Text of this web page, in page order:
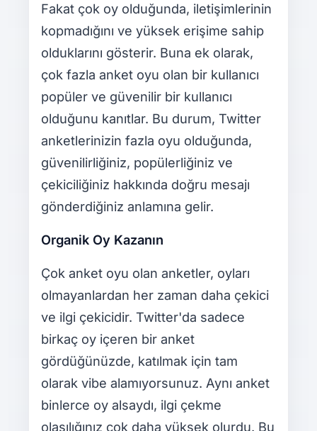
Fakat çok oy olduğunda, iletişimlerinin
kopmadığını ve yüksek erişime sahip
olduklarını gösterir. Buna ek olarak,
çok fazla anket oyu olan bir kullanıcı
popüler ve güvenilir bir kullanıcı
olduğunu kanıtlar. Bu durum, Twitter
anketlerinizin fazla oyu olduğunda,
güvenilirliğiniz, popülerliğiniz ve
çekiciliğiniz hakkında doğru mesajı
gönderdiğiniz anlamına gelir.
Organik Oy Kazanın
Çok anket oyu olan anketler, oyları
olmayanlardan her zaman daha çekici
ve ilgi çekicidir. Twitter'da sadece
birkaç oy içeren bir anket
gördüğünüzde, katılmak için tam
olarak vibe alamıyorsunuz. Aynı anket
binlerce oy alsaydı, ilgi çekme
olasılığınız çok daha yüksek olurdu. Bu